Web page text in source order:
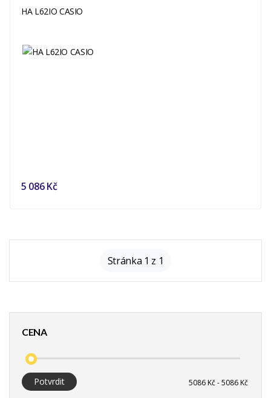
CENA
Potvrdit
HA L62IO CASIO
5 086 Kč
Stránka 1 z 1